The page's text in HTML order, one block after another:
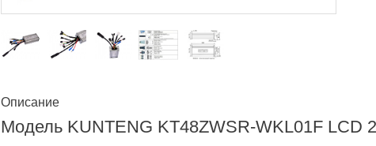
Описание
Модель KUNTENG KT48ZWSR-WKL01F LCD